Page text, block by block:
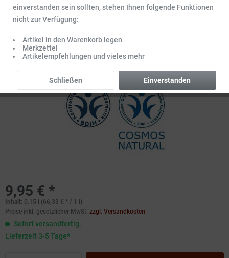
9,95 € *
Inhalt: 0.15 l (66,33 € * / 1 l)
Preise inkl. gesetzlicher MwSt. zzgl. Versandkosten
Sofort versandfertig,
Lieferzeit 3-5 Tage*
einverstanden sein sollten, stehen Ihnen folgende Funktionen
nicht zur Verfügung:
Artikel in den Warenkorb legen
Merkzettel
Artikelempfehlungen und vieles mehr
Einverstanden
Schließen